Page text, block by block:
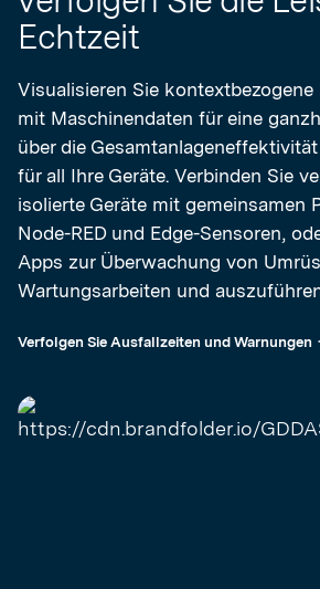
Echtzeit
Visualisieren Sie kontextbezogene
mit Maschinendaten für eine
über die
für all Ihre Geräte. Verbinden Sie
isolierte Geräte mit gemeinsamen
Node-RED und Edge-Sensoren,
Apps zur Überwachung von
Wartungsarbeiten und
Verfolgen Sie Ausfallzeiten und Warnungen